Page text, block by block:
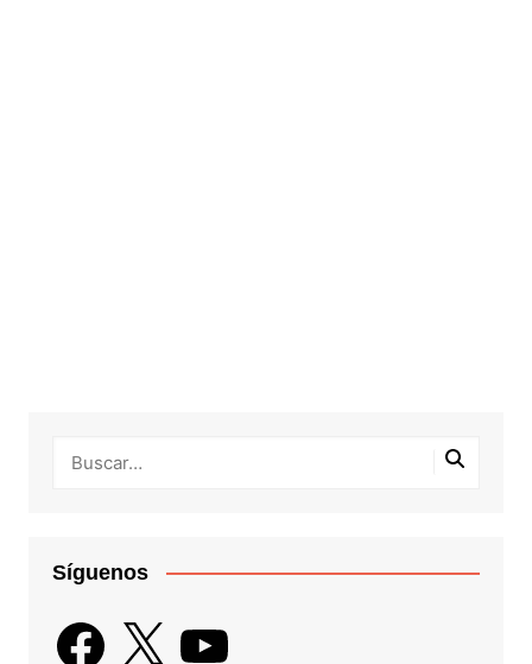
Síguenos
Facebook
X YouTube